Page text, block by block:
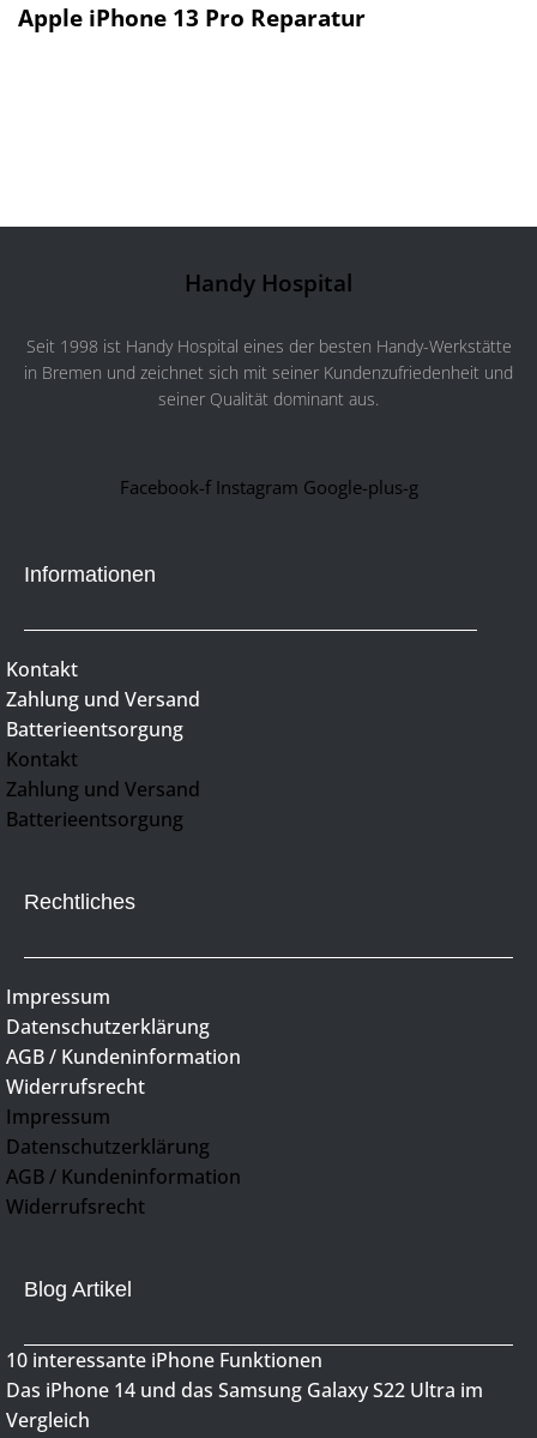
Apple iPhone 13 Pro Reparatur
Handy Hospital
Seit 1998 ist Handy Hospital eines der besten Handy-Werkstätte
in Bremen und zeichnet sich mit seiner Kundenzufriedenheit und
seiner Qualität dominant aus.
Facebook-f Instagram Google-plus-g
Informationen
Kontakt
Zahlung und Versand
Batterieentsorgung
Kontakt
Zahlung und Versand
Batterieentsorgung
Rechtliches
Impressum
Datenschutzerklärung
AGB / Kundeninformation
Widerrufsrecht
Impressum
Datenschutzerklärung
AGB / Kundeninformation
Widerrufsrecht
Blog Artikel
10 interessante iPhone Funktionen
Das iPhone 14 und das Samsung Galaxy S22 Ultra im
Vergleich